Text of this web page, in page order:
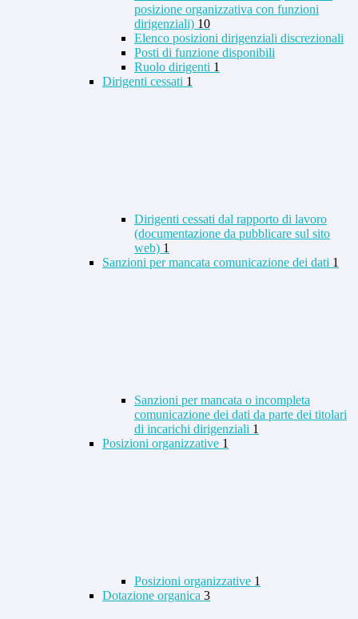
posizione organizzativa con funzioni
dirigenziali) 10
Elenco posizioni dirigenziali discrezionali
Posti di funzione disponibili
Ruolo dirigenti 1
Dirigenti cessati 1
Dirigenti cessati dal rapporto di lavoro
(documentazione da pubblicare sul sito
web) 1
Sanzioni per mancata comunicazione dei dati 1
Sanzioni per mancata o incompleta
comunicazione dei dati da parte dei titolari
di incarichi dirigenziali 1
Posizioni organizzative 1
Posizioni organizzative 1
Dotazione organica 3